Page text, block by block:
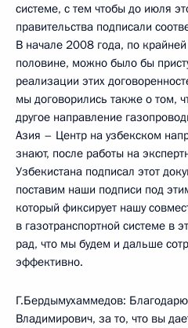
системе, с тем чтобы до июля
правительства подписали
В начале 2008 года, по
половине, можно было бы
реализации этих
мы договорились также о том,
другое направление
Азия – Центр на узбекском
знают, после работы на
Узбекистана подписал этот
поставим наши подписи под
который фиксирует нашу
в газотранспортной системе в
рад, что мы будем и дальше
эффективно.
Г.Бердымухаммедов:
Владимирович, за то, что вы